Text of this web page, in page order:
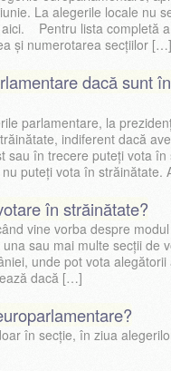
La alegerile locale nu
Pentru lista completă
și numerotarea secțiilor […]
dacă sunt
parlamentare, la
indiferent dacă
sau în trecere puteți vota
puteți vota în
în străinătate?
vine vorba despre
sau mai multe secții de
unde pot vota
dacă […]
în secție, în ziua